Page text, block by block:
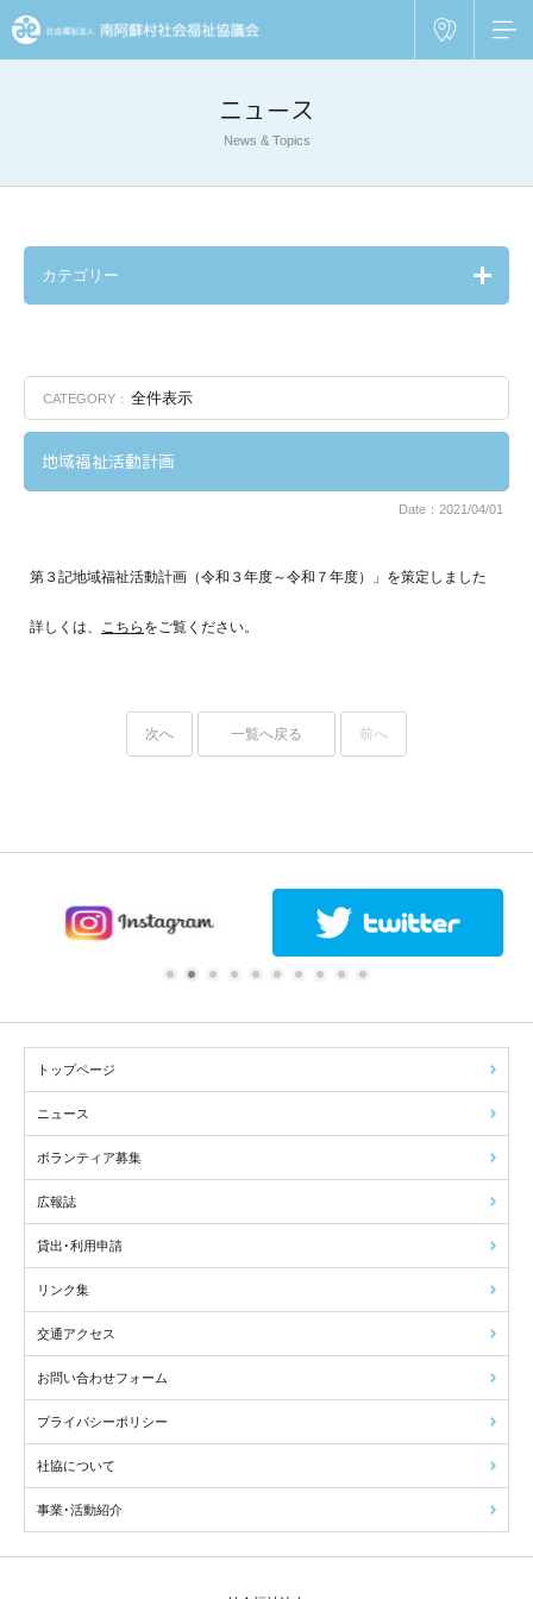
ニュース
News & Topics
カテゴリー
CATEGORY： 全件表示
地域福祉活動計画
Date：2021/04/01
第３記地域福祉活動計画（令和３年度～令和７年度）」を策定しました
詳しくは、 こちら をご覧ください。
次へ 一覧へ戻る 前へ
1 2 3 4 5 6 7 8 9 10
トップページ
ニュース
ボランティア募集
広報誌
貸出･利用申請
リンク集
交通アクセス
お問い合わせフォーム
プライバシーポリシー
社協について
事業･活動紹介